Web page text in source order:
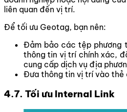
liên quan đến vị trí.
Để tối ưu Geotag, bạn nên:
Đảm bảo các tệp phương
thông tin vị trí chính xác,
cung cấp dịch vụ địa
Đưa thông tin vị trí vào thẻ
4.7. Tối ưu Internal Link